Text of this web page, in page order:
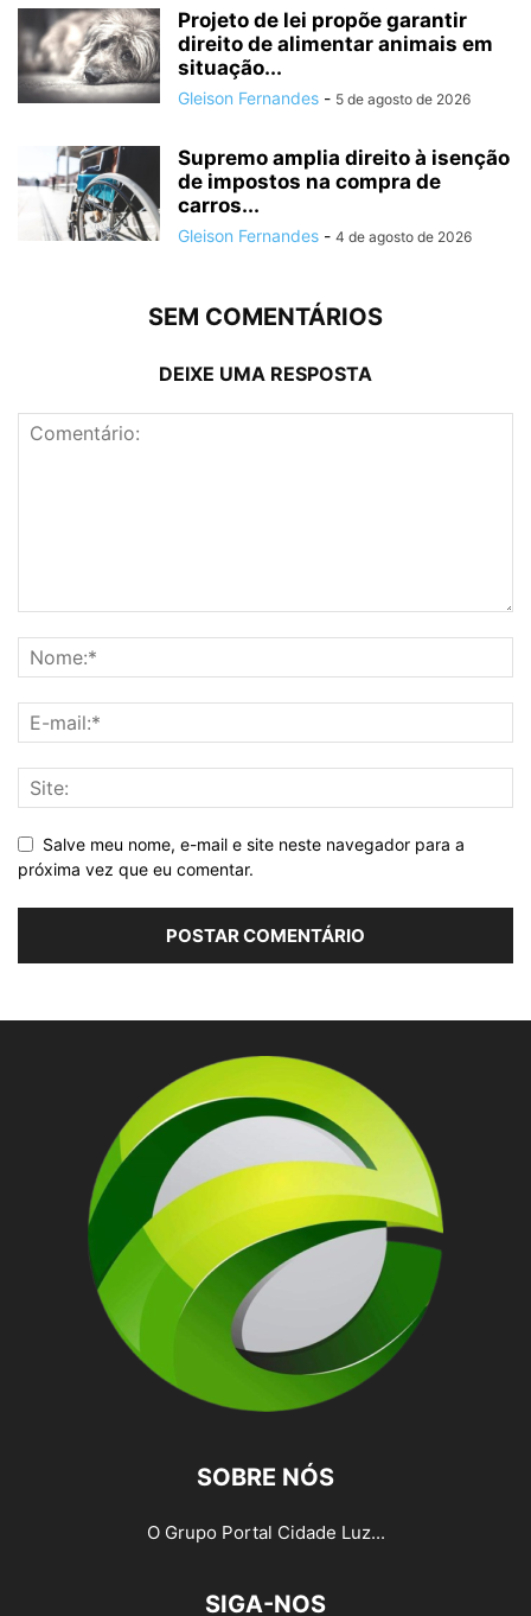
Projeto de lei propõe garantir
direito de alimentar animais em
situação...
Gleison Fernandes - 5 de agosto de 2026
Supremo amplia direito à isenção
de impostos na compra de
carros...
Gleison Fernandes - 4 de agosto de 2026
SEM COMENTÁRIOS
DEIXE UMA RESPOSTA
Salve meu nome, e-mail e site neste navegador para a
próxima vez que eu comentar.
SOBRE NÓS
O Grupo Portal Cidade Luz...
SIGA-NOS